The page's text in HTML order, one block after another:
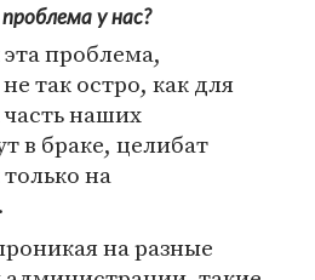
у нас?
проблема,
так остро, как для
наших
в браке, целибат
на
на разные